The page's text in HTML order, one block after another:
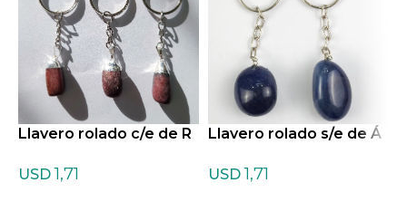
Llavero rolado c/e de R
USD 1,71
Llavero rolado s/e de Á
USD 1,71